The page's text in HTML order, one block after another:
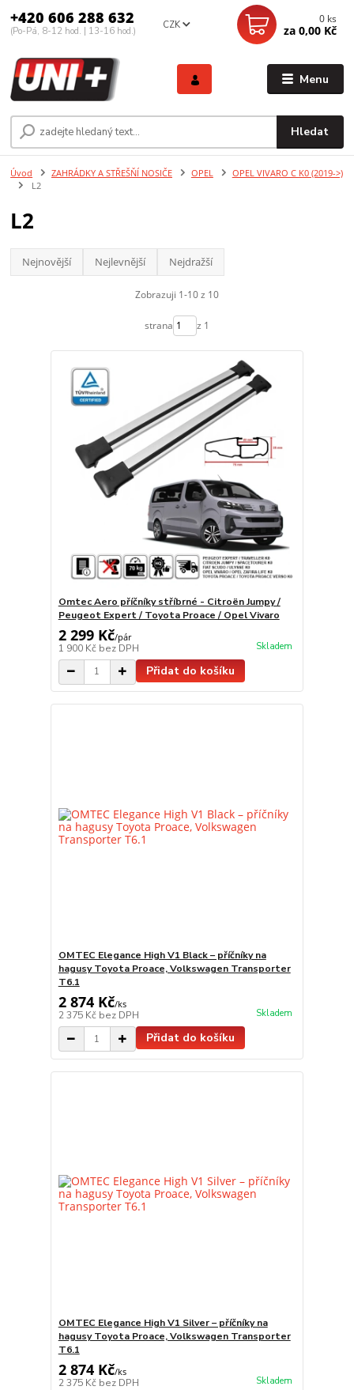
Menu
CZK
Hledat
+420 606 288 632
(Po-Pá, 8-12 hod. | 13-16 hod.)
0 ks
za 0,00 Kč
Úvod ZAHRÁDKY A STŘEŠŇÍ NOSIČE OPEL
OPEL VIVARO C K0 (2019->)
L2
L2
Nejnovější Nejlevnější Nejdražší
Zobrazuji 1-10 z 10
strana z 1
Omtec Aero příčníky stříbrné - Citroën Jumpy /
Peugeot Expert / Toyota Proace / Opel Vivaro
2 299 Kč/pár
1 900 Kč bez DPH Skladem
Přidat do košíku
OMTEC Elegance High V1 Black – příčníky na
hagusy Toyota Proace, Volkswagen Transporter
T6.1
2 874 Kč/ks
2 375 Kč bez DPH Skladem
Přidat do košíku
OMTEC Elegance High V1 Silver – příčníky na
hagusy Toyota Proace, Volkswagen Transporter
T6.1
2 874 Kč/ks
2 375 Kč bez DPH Skladem